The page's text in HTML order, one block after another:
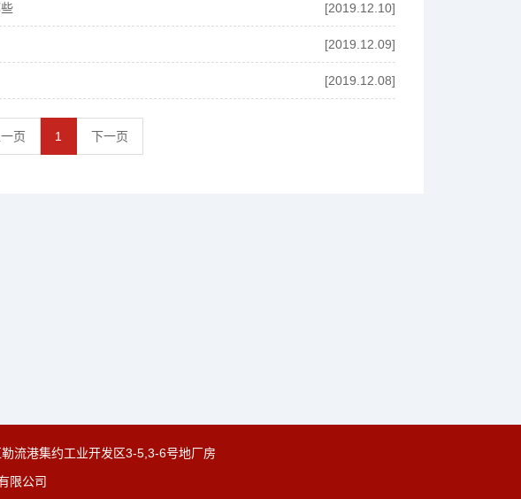
[2019.12.10]
[2019.12.09]
[2019.12.08]
一页 1 下一页
流港集约工业开发区3-5,3-6号地厂房
限公司